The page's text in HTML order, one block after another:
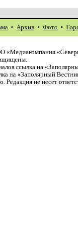
• Архив • Фото •
«Медиакомпания
ссылка на
на «Заполярный
Редакция не несет